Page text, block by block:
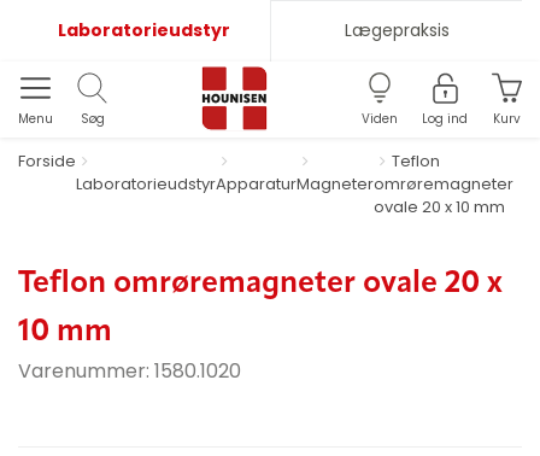
Laboratorieudstyr Lægepraksis
Menu Søg Viden Log ind Kurv
Forside
LaboratorieudstyrApparaturMagneter
Teflon
omrøremagneter
ovale 20 x 10 mm
Teflon omrøremagneter ovale 20 x
10 mm
Varenummer: 1580.1020